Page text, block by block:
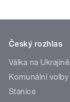
Český rozhlas
Válka na Ukrajině
Komunální volby
Stanice